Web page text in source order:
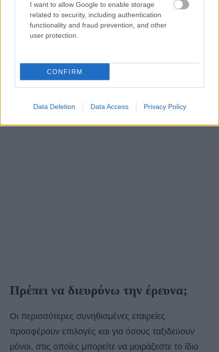
I want to allow Google to enable storage
related to security, including authentication
functionality and fraud prevention, and other
user protection.
CONFIRM
Data Deletion Data Access Privacy Policy
Πρέπει να διευρύνω την έρευνα;
Οι περισσότερες συνηθισμένες εταιρείες
προσφέρουν επιλογές και για όσους ταξιδεύουν
μόνοι, στις οποίες μπορείτε να μοιράζεστε το ίδιο